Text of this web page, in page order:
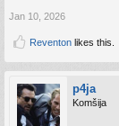
Jan 10, 2026
Reventon likes this.
p4ja
Komšija